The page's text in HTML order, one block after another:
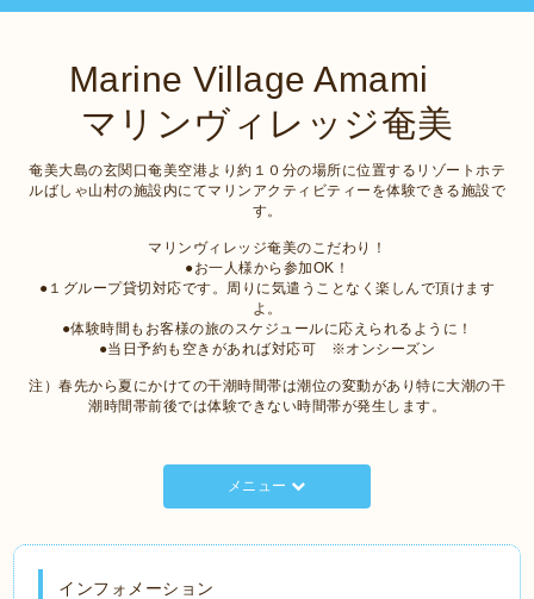
Marine Village Amami
マリンヴィレッジ奄美
奄美大島の玄関口奄美空港より約１０分の場所に位置するリゾートホテ
ルばしゃ山村の施設内にてマリンアクティビティーを体験できる施設で
す。
マリンヴィレッジ奄美のこだわり！
●お一人様から参加OK！
●１グループ貸切対応です。周りに気遣うことなく楽しんで頂けます
よ。
●体験時間もお客様の旅のスケジュールに応えられるように！
●当日予約も空きがあれば対応可 ※オンシーズン
注）春先から夏にかけての干潮時間帯は潮位の変動があり特に大潮の干
潮時間帯前後では体験できない時間帯が発生します。
メニュー
インフォメーション